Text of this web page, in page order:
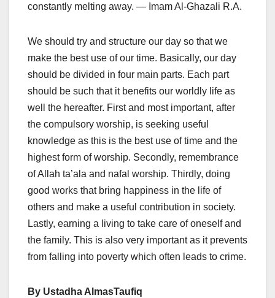
constantly melting away. — Imam Al-Ghazali R.A.
We should try and structure our day so that we
make the best use of our time. Basically, our day
should be divided in four main parts. Each part
should be such that it benefits our worldly life as
well the hereafter. First and most important, after
the compulsory worship, is seeking useful
knowledge as this is the best use of time and the
highest form of worship. Secondly, remembrance
of Allah ta’ala and nafal worship. Thirdly, doing
good works that bring happiness in the life of
others and make a useful contribution in society.
Lastly, earning a living to take care of oneself and
the family. This is also very important as it prevents
from falling into poverty which often leads to crime.
By Ustadha AlmasTaufiq